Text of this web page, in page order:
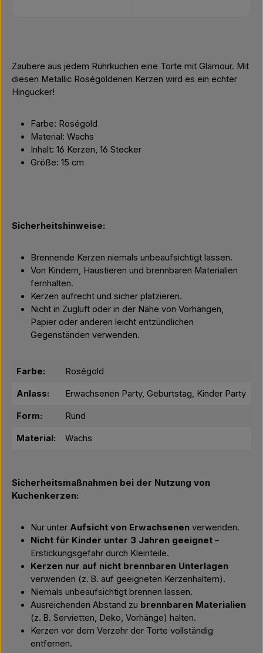
Zaubere aus jedem Rührkuchen eine Torte mit Glamour. Mit
diesen Metallic Roségoldenen Kerzen wird es ein echter
Hingucker!
Farbe: Roségold
Material: Wachs
Inhalt: 16 Kerzen, 16 Stecker
Größe: 15 cm
Sicherheitshinweise:
Brennende Kerzen niemals unbeaufsichtigt lassen.
Von Kindern, Haustieren und brennbaren Materialien
fernhalten.
Kerzen aufrecht und sicher platzieren.
Nicht in Zugluft oder in der Nähe von Vorhängen,
Papier oder anderen leicht entzündlichen
Gegenständen verwenden.
Farbe: Roségold
Anlass: Erwachsenen Party, Geburtstag, Kinder Party
Form: Rund
Material: Wachs
Sicherheitsmaßnahmen bei der Nutzung von
Kuchenkerzen:
Nur unter Aufsicht von Erwachsenen verwenden.
Nicht für Kinder unter 3 Jahren geeignet –
Erstickungsgefahr durch Kleinteile.
Kerzen nur auf nicht brennbaren Unterlagen
verwenden (z. B. auf geeigneten Kerzenhaltern).
Niemals unbeaufsichtigt brennen lassen.
Ausreichenden Abstand zu brennbaren Materialien
(z. B. Servietten, Deko, Vorhänge) halten.
Kerzen vor dem Verzehr der Torte vollständig
entfernen.